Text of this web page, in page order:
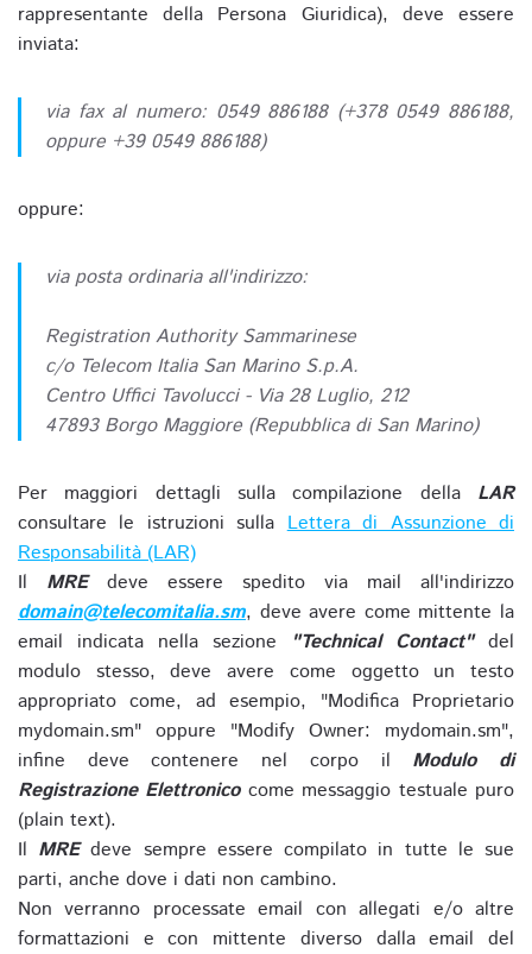
rappresentante della Persona Giuridica), deve essere
inviata:
via fax al numero: 0549 886188 (+378 0549 886188,
oppure +39 0549 886188)
oppure:
via posta ordinaria all'indirizzo:
Registration Authority Sammarinese
c/o Telecom Italia San Marino S.p.A.
Centro Uffici Tavolucci - Via 28 Luglio, 212
47893 Borgo Maggiore (Repubblica di San Marino)
Per maggiori dettagli sulla compilazione della LAR
consultare le istruzioni sullaLettera di Assunzione di
Responsabilità (LAR)
Il MREdeve essere spedito via mail all'indirizzo
domain@telecomitalia.sm, deve avere come mittente la
email indicata nella sezione
"Technical Contact"del
modulo stesso, deve avere come oggetto un testo
appropriato come, ad esempio, "Modifica Proprietario
mydomain.sm" oppure "Modify Owner: mydomain.sm",
infine deve contenere nel corpo il Modulo di
Registrazione Elettronicocome messaggio testuale puro
(plain text).
Il MREdeve sempre essere compilato in tutte le sue
parti, anche dove i dati non cambino.
Non verranno processate email con allegati e/o altre
formattazioni e con mittente diverso dalla email del